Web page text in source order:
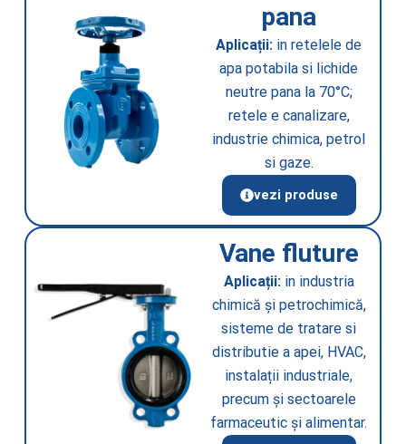
pana
Aplicații: in retelele de
apa potabila si lichide
neutre pana la 70°C;
retele e canalizare,
industrie chimica, petrol
si gaze.
vezi produse
Vane fluture
Aplicații: in industria
chimică și petrochimică,
sisteme de tratare si
distributie a apei, HVAC,
instalații industriale,
precum și sectoarele
farmaceutic și alimentar.